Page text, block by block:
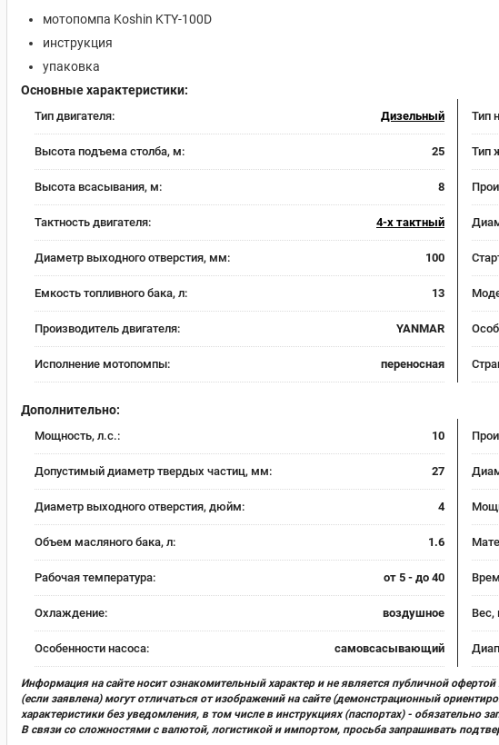
мотопомпа Koshin KTY-100D
инструкция
упаковка
Основные характеристики:
Тип двигателя: Дизельный Тип
Высота подъема столба, м: 25 Тип
Высота всасывания, м: 8
Тактность двигателя: 4-х тактный
Диаметр выходного отверстия, мм: 100
Емкость топливного бака, л: 13
Производитель двигателя: YANMAR
Исполнение мотопомпы: переносная
Дополнительно:
Мощность, л.с.: 10
Допустимый диаметр твердых частиц, мм: 27
Диаметр выходного отверстия, дюйм: 4
Объем масляного бака, л: 1.6
Рабочая температура: от 5 - до 40
Охлаждение: воздушное Вес,
Особенности насоса: самовсасывающий
Информация на сайте носит ознакомительный характер и не является публичной
(если заявлена) могут отличаться от изображений на сайте (демонстрационный
характеристики без уведомления, в том числе в инструкциях (паспортах) - обязательно
В связи со сложностями с валютой, логистикой и импортом, просьба запрашивать